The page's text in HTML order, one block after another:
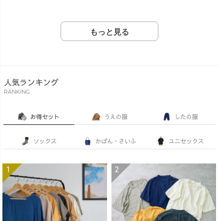
もっと見る
人気ランキング
RANKING
お得セット うえの服 したの服
ソックス かばん・さいふ ユニセックス